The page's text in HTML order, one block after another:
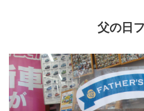
父の日